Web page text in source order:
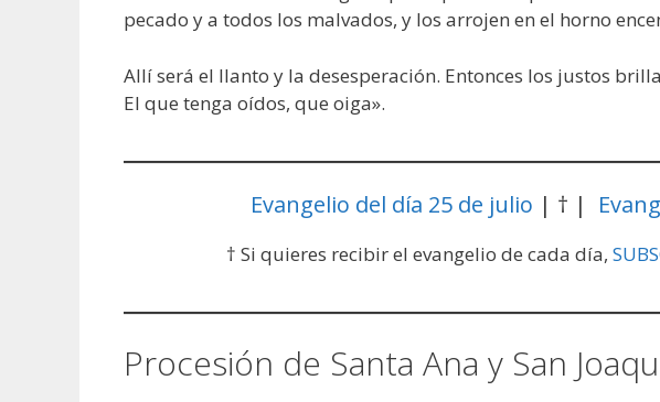
pecado y a todos los malvados, y los arrojen en el horno
Allí será el llanto y la desesperación. Entonces los justos
El que tenga oídos, que oiga».
Evangelio del día 25 de julio | † |
† Si quieres recibir el evangelio de cada día,
Procesión de Santa Ana y San